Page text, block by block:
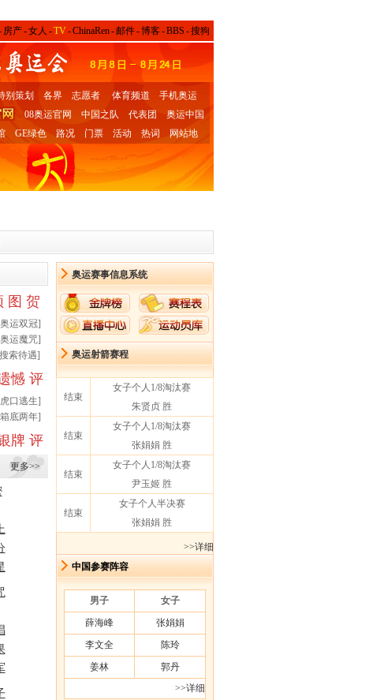
房产-女人 -TV-ChinaRen-邮件-博客-BBS -搜狗
别策划 各界 志愿者 体育频道
手机奥运
08奥运官网 中国之队 代表团
奥运中国
GE绿色 路况 门票 活动 热词
网站地
图 贺
运双冠]
运魔咒]
索待遇]
憾 评
口逃生]
底两年]
牌 评
更多>>
奥运赛事信息系统
奥运射箭赛程
结束
女子个人1/8淘汰赛
朱贤贞 胜
结束
女子个人1/8淘汰赛
张娟娟 胜
结束
女子个人1/8淘汰赛
尹玉姬 胜
结束
女子个人半决赛
张娟娟 胜
>>详细
中国参赛阵容
男子
女子
薛海峰
张娟娟
李文全
陈玲
姜林
郭丹
>>详细